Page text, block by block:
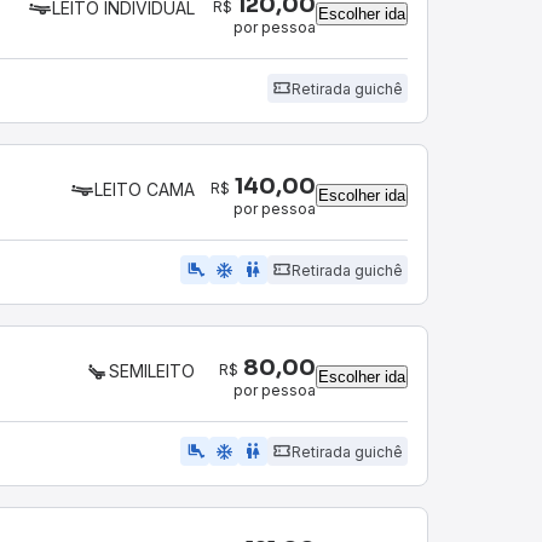
LEITO INDIVIDUAL R$
por pessoa
Escolher ida
Retirada guichê
LEITO CAMA R$ 140,00
por pessoa
Escolher ida
airline_seat_legroom_extra ac_unit wc Retirada guichê
SEMILEITO R$ 80,00
por pessoa
Escolher ida
airline_seat_legroom_extra ac_unit WC Retirada guichê